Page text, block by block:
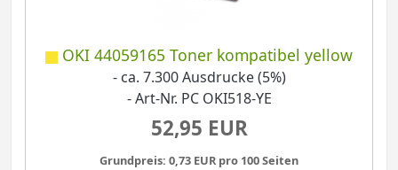
OKI 44059165 Toner kompatibel yellow
- ca. 7.300 Ausdrucke (5%)
- Art-Nr. PC OKI518-YE
52,95 EUR
Grundpreis: 0,73 EUR pro 100 Seiten